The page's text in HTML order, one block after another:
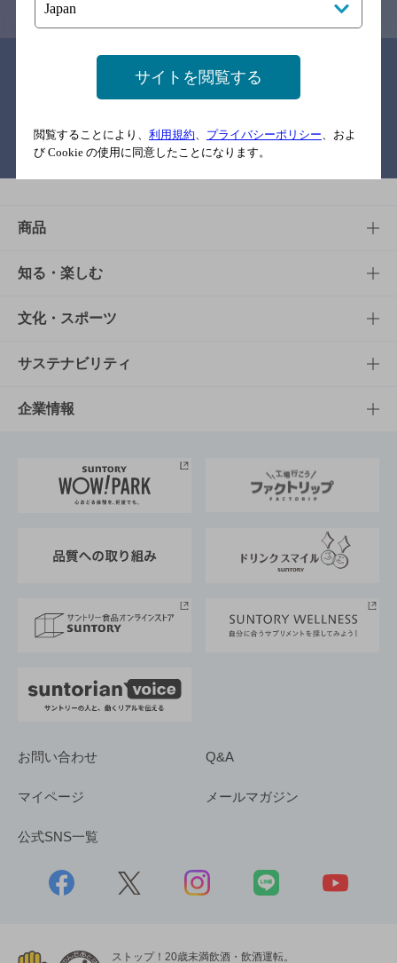
関連リンク
バー検索サイト［BAR-NAVI］
商品
商品TOP
商品一覧
商品発売情報
栄養成分一覧
知る・楽しむ
知る・楽しむTOP
キャンペーン
工場見学
地域情報
文化・スポーツ
文化・スポーツTOP
サントリーホール
サントリーサンバーズ大阪
サステナビリティ
サステナビリティTOP
サントリーが考えるサステナビリティ経営
企業情報
企業概要
採用情報
お問い合わせ Q&A
マイページ メールマガジン
公式SNS一覧
ストップ！20歳未満飲酒・飲酒運転。
サイトを閲覧する
閲覧することにより、 利用規約、 プライバシーポリシー、およ
び Cookie の使用に同意したことになります。